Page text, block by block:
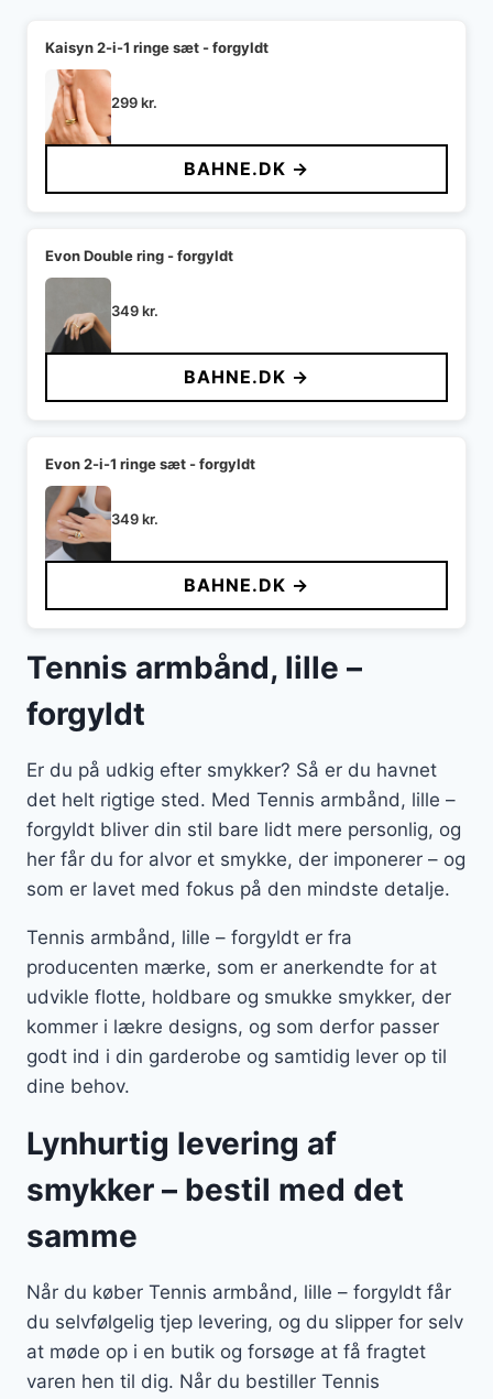
Kaisyn 2-i-1 ringe sæt - forgyldt
299kr.
BAHNE.DK →
Evon Double ring - forgyldt
349kr.
BAHNE.DK →
Evon 2-i-1 ringe sæt - forgyldt
349kr.
BAHNE.DK →
Tennis armbånd, lille –
forgyldt
Er du på udkig efter smykker? Så er du havnet
det helt rigtige sted. Med Tennis armbånd, lille –
forgyldt bliver din stil bare lidt mere personlig, og
her får du for alvor et smykke, der imponerer – og
som er lavet med fokus på den mindste detalje.
Tennis armbånd, lille – forgyldt er fra
producenten mærke, som er anerkendte for at
udvikle flotte, holdbare og smukke smykker, der
kommer i lækre designs, og som derfor passer
godt ind i din garderobe og samtidig lever op til
dine behov.
Lynhurtig levering af
smykker – bestil med det
samme
Når du køber Tennis armbånd, lille – forgyldt får
du selvfølgelig tjep levering, og du slipper for selv
at møde op i en butik og forsøge at få fragtet
varen hen til dig. Når du bestiller Tennis